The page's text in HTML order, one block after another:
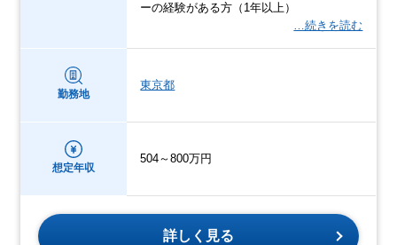
ーの経験がある方（1年以上）
…続きを読む
勤務地
東京都
想定年収
504～800万円
詳しく見る